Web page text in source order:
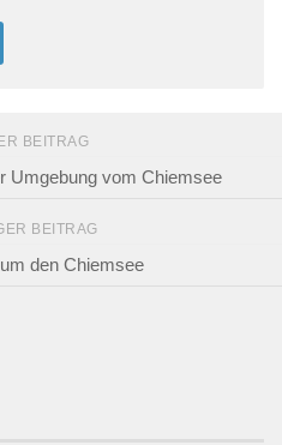
BEITRAG
Umgebung vom Chiemsee
BEITRAG
den Chiemsee